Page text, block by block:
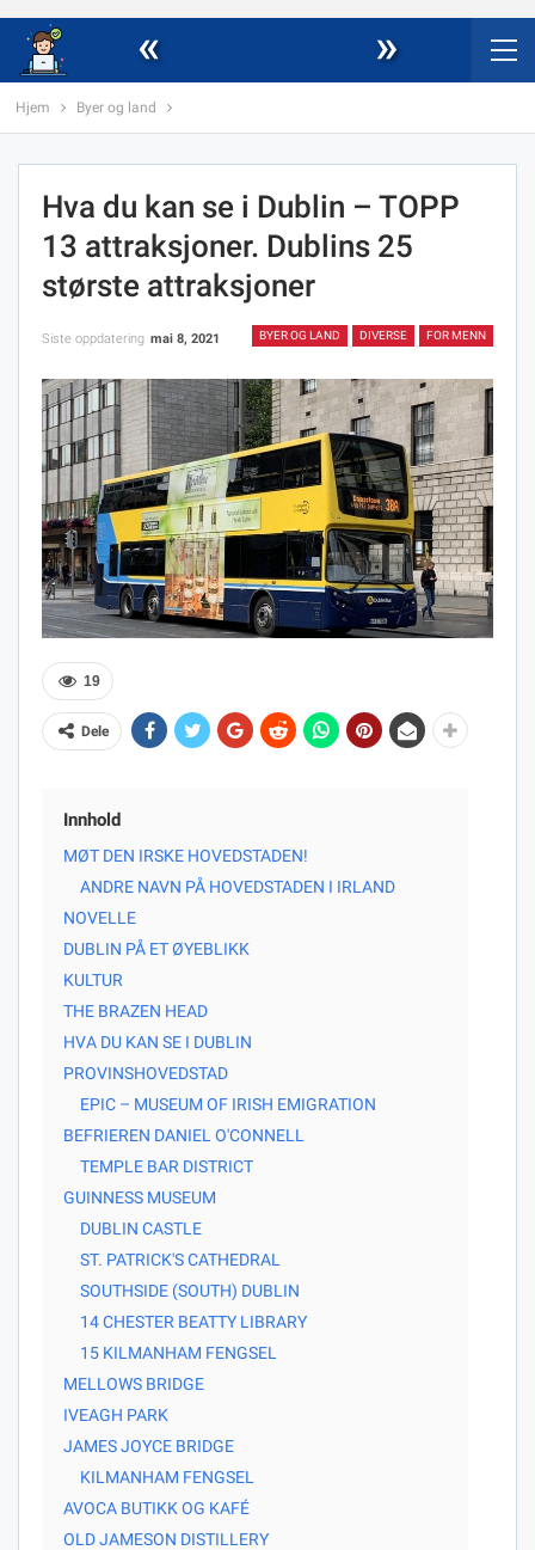
« »
Hjem Byer og land
Hva du kan se i Dublin – TOPP
13 attraksjoner. Dublins 25
største attraksjoner
BYER OG LAND DIVERSE FOR MENN
Siste oppdatering mai 8, 2021
19
Dele
Innhold
MØT DEN IRSKE HOVEDSTADEN!
ANDRE NAVN PÅ HOVEDSTADEN I IRLAND
NOVELLE
DUBLIN PÅ ET ØYEBLIKK
KULTUR
THE BRAZEN HEAD
HVA DU KAN SE I DUBLIN
PROVINSHOVEDSTAD
EPIC – MUSEUM OF IRISH EMIGRATION
BEFRIEREN DANIEL O'CONNELL
TEMPLE BAR DISTRICT
GUINNESS MUSEUM
DUBLIN CASTLE
ST. PATRICK'S CATHEDRAL
SOUTHSIDE (SOUTH) DUBLIN
14 CHESTER BEATTY LIBRARY
15 KILMANHAM FENGSEL
MELLOWS BRIDGE
IVEAGH PARK
JAMES JOYCE BRIDGE
KILMANHAM FENGSEL
AVOCA BUTIKK OG KAFÉ
OLD JAMESON DISTILLERY